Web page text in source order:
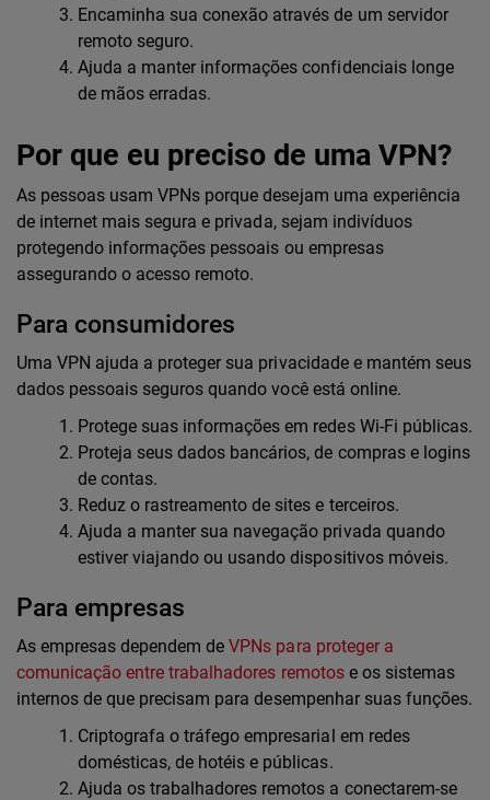
Encaminha sua conexão através de um servidor
remoto seguro.
Ajuda a manter informações confidenciais longe
de mãos erradas.
Por que eu preciso de uma VPN?
As pessoas usam VPNs porque desejam uma experiência
de internet mais segura e privada, sejam indivíduos
protegendo informações pessoais ou empresas
assegurando o acesso remoto.
Para consumidores
Uma VPN ajuda a proteger sua privacidade e mantém seus
dados pessoais seguros quando você está online.
Protege suas informações em redes Wi-Fi públicas.
Proteja seus dados bancários, de compras e logins
de contas.
Reduz o rastreamento de sites e terceiros.
Ajuda a manter sua navegação privada quando
estiver viajando ou usando dispositivos móveis.
Para empresas
As empresas dependem de VPNs para proteger a
comunicação entre trabalhadores remotose os sistemas
internos de que precisam para desempenhar suas funções.
Criptografa o tráfego empresarial em redes
domésticas, de hotéis e públicas.
Ajuda os trabalhadores remotos a conectarem-se